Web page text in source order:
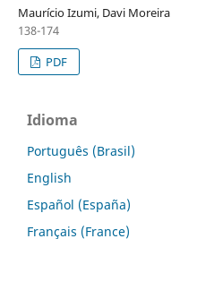
Maurício Izumi, Davi Moreira
138-174
PDF
Idioma
Português (Brasil)
English
Español (España)
Français (France)